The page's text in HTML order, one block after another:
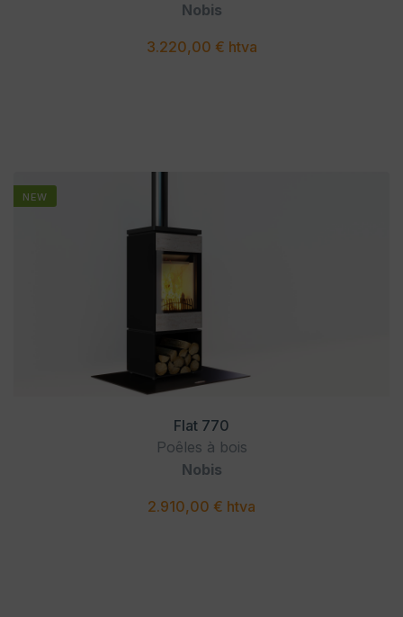
Nobis
3.220,00 € htva
NEW
Flat 770
Poêles à bois
Nobis
2.910,00 € htva